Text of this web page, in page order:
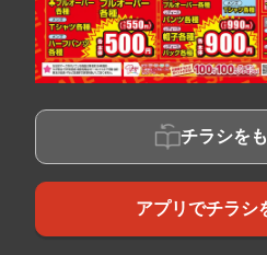
チラシを
アプリでチラシ